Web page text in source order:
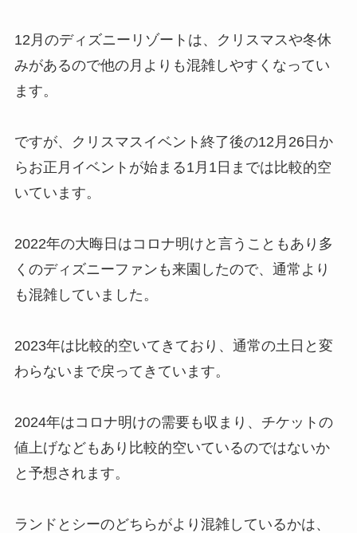
12月のディズニーリゾートは、クリスマスや冬休
みがあるので他の月よりも混雑しやすくなってい
ます。
ですが、クリスマスイベント終了後の12月26日か
らお正月イベントが始まる1月1日までは比較的空
いています。
2022年の大晦日はコロナ明けと言うこともあり多
くのディズニーファンも来園したので、通常より
も混雑していました。
2023年は比較的空いてきており、通常の土日と変
わらないまで戻ってきています。
2024年はコロナ明けの需要も収まり、チケットの
値上げなどもあり比較的空いているのではないか
と予想されます。
ランドとシーのどちらがより混雑しているかは、